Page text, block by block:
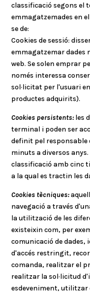
classificació segons el
emmagatzemades en
se de:
Cookies de sessió:
emmagatzemar dades
web. Se solen emprar
només interessa
sol·licitat per l'usuari
productes adquirits).
Cookies persistents:les
terminal i poden ser
definit pel responsable
minuts a diversos
classificació amb cinc
a la qual es tractin les
Cookies tècniques:
navegació a través
la utilització de les
existeixin com, per
comunicació de dades,
d'accés restringit,
comanda, realitzar el
realitzar la sol·licitud
esdeveniment, utilitzar